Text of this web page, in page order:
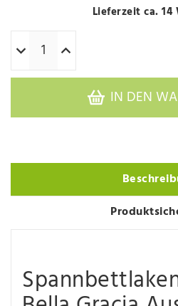
Lieferzeit ca.
IN DEN